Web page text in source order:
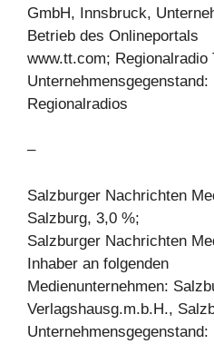
GmbH, Innsbruck,
Betrieb des Onlineportals
www.tt.com;
Regionalradios
–
Salzburger Nachrichten
Salzburg, 3,0 %;
Salzburger Nachrichten
Inhaber an folgenden
Medienunternehmen:
Verlagshausg.m.b.H.,